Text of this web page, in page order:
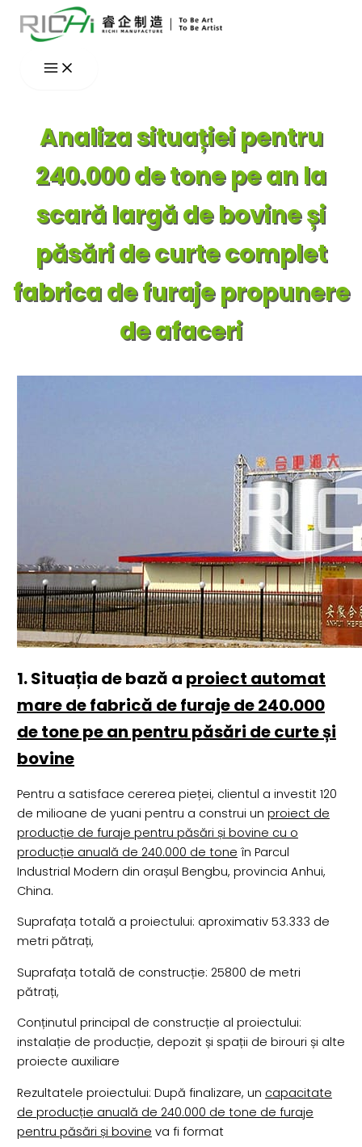
Skip
Analiza situației pentru
240.000 de tone pe an la
scară largă de bovine și
păsări de curte complet
fabrica de furaje propunere
de afaceri
1. Situația de bază a proiect automat
mare de fabrică de furaje de 240.000
de tone pe an pentru păsări de curte și
bovine
Pentru a satisface cererea pieței, clientul a investit 120
de milioane de yuani pentru a construi un proiect de
producție de furaje pentru păsări și bovine cu o
producție anuală de 240.000 de tone în Parcul
Industrial Modern din orașul Bengbu, provincia Anhui,
China.
Suprafața totală a proiectului: aproximativ 53.333 de
metri pătrați,
Suprafața totală de construcție: 25800 de metri
pătrați,
Conținutul principal de construcție al proiectului:
instalație de producție, depozit și spații de birouri și alte
proiecte auxiliare
Rezultatele proiectului: După finalizare, un capacitate
de producție anuală de 240.000 de tone de furaje
pentru păsări și bovine va fi format